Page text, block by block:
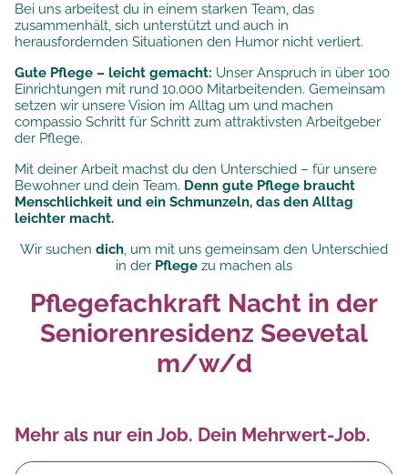
Bei uns arbeitest du in einem starken Team, das
zusammenhält, sich unterstützt und auch in
herausfordernden Situationen den Humor nicht verliert.
Gute Pflege – leicht gemacht: Unser Anspruch in über 100
Einrichtungen mit rund 10.000 Mitarbeitenden. Gemeinsam
setzen wir unsereVision im Alltag um und machen
compassio Schritt für Schritt zum attraktivsten Arbeitgeber
der Pflege.
Mit deiner Arbeit machst du den Unterschied – für unsere
Bewohner und dein Team. Denn gute Pflege braucht
Menschlichkeit und ein Schmunzeln, das den Alltag
leichter macht.
Wir suchen dich, um mit uns gemeinsam den Unterschied
in der Pflege zu machen als
Pflegefachkraft Nacht in der
Seniorenresidenz Seevetal
m/w/d
Mehr als nur ein Job. Dein Mehrwert-Job.